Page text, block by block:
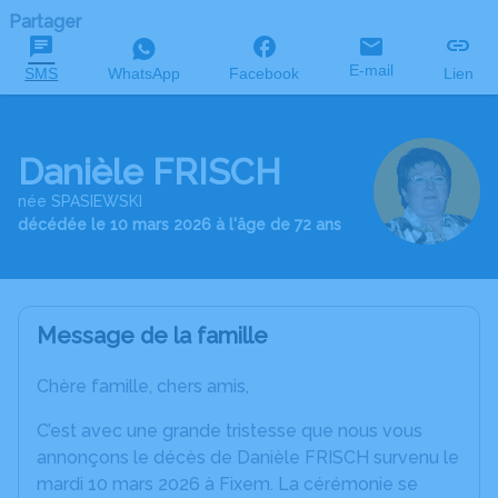
Partager
SMS WhatsApp Facebook E-mail Lien
Danièle FRISCH
née SPASIEWSKI
décédée le 10 mars 2026 à l'âge de 72 ans
Message de la famille
Chère famille, chers amis,
C’est avec une grande tristesse que nous vous
annonçons le décès de Danièle FRISCH survenu le
mardi 10 mars 2026 à Fixem. La cérémonie se